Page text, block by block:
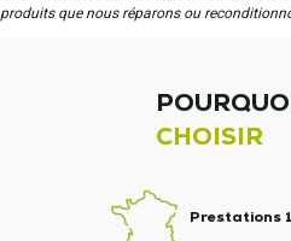
produits que nous réparons ou
CHOISIR
Prestations